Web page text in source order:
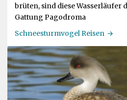
brüten, sind diese Wasserläufer
Gattung Pagodroma
Schneesturmvogel Reisen